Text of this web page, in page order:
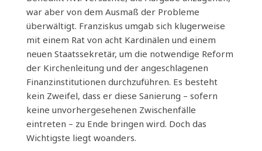
war aber von dem Ausmaß der Probleme
überwältigt. Franziskus umgab sich klugerweise
mit einem Rat von acht Kardinälen und einem
neuen Staatssekretär, um die notwendige Reform
der Kirchenleitung und der angeschlagenen
Finanzinstitutionen durchzuführen. Es besteht
kein Zweifel, dass er diese Sanierung – sofern
keine unvorhergesehenen Zwischenfälle
eintreten – zu Ende bringen wird. Doch das
Wichtigste liegt woanders.